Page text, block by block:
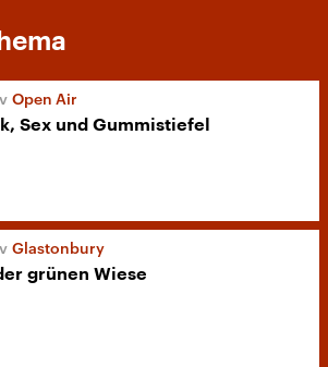
Open Air
Sex und Gummistiefel
Glastonbury
grünen Wiese